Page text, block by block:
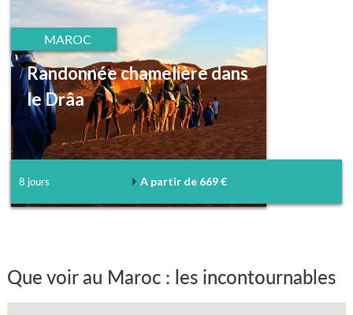
MAROC
Randonnée chamelière dans
le Drâa
8 jours A partir de 669 €
Que voir au Maroc : les incontournables